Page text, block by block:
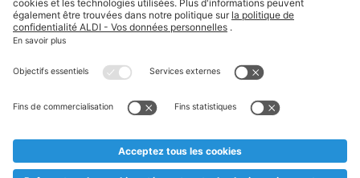
Textes marqués d'un astérisque et mentions légales
* Nous vendons ces articles temporairement et jusqu'à
au cas où, malgré le planning bien étudié, nous serions
prématurément en rupture de stock. Prix Recupel et TVA incl.
** Sur ce site, l’utilisation de la forme masculine a été adoptée